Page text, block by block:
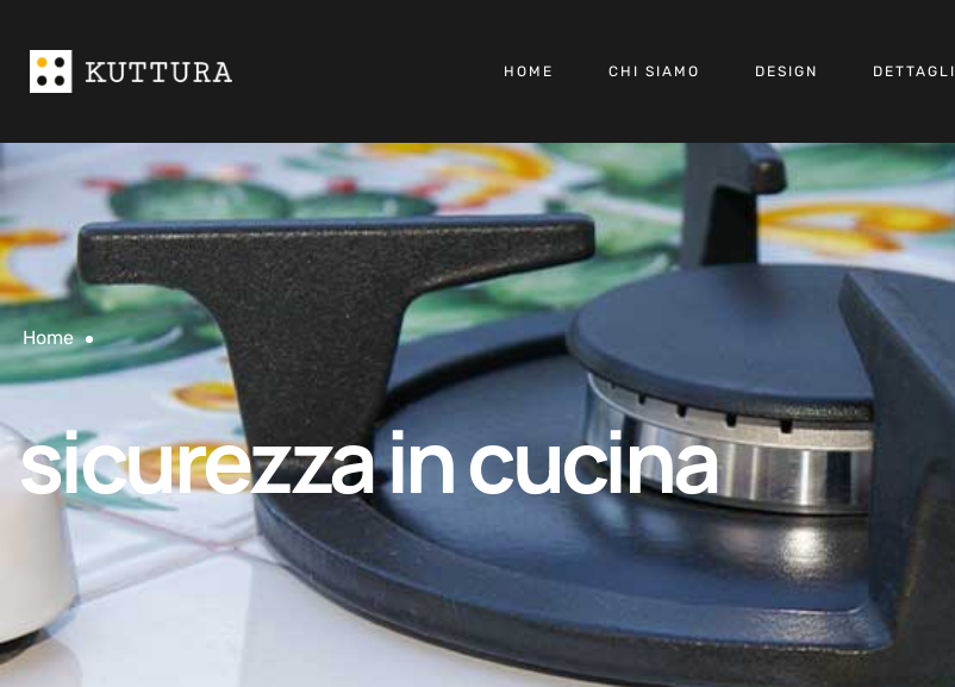
HOME CHI SIAMO DESIGN DETTAGLI
Home
sicurezza in cucina